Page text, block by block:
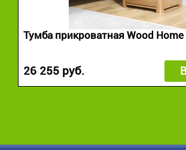
Тумба прикроватная Wood Home
26 255 руб.